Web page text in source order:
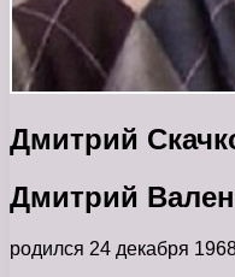
Дмитрий
Дмитрий
родился 24 декабря